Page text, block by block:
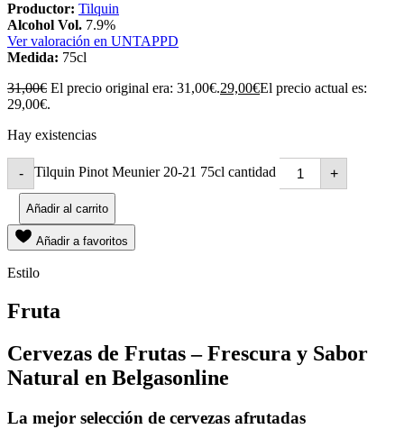
Productor: Tilquin
Alcohol Vol. 7.9%
Ver valoración en UNTAPPD
Medida: 75cl
31,00€ El precio original era: 31,00€.29,00€El precio actual es:
29,00€.
Hay existencias
- Tilquin Pinot Meunier 20-21 75cl cantidad +
Añadir al carrito
Añadir a favoritos
Estilo
Fruta
Cervezas de Frutas – Frescura y Sabor
Natural en Belgasonline
La mejor selección de cervezas afrutadas